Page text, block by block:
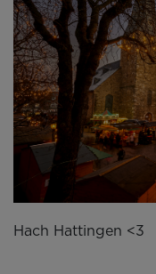
Hach Hattingen <3